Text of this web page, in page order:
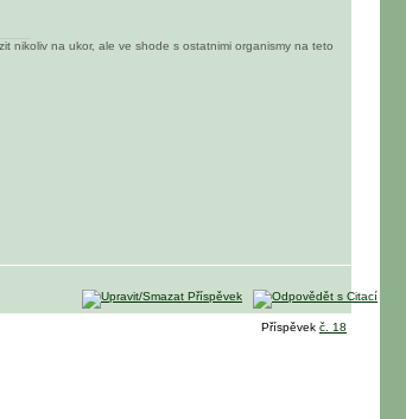
nikoliv na ukor, ale ve shode s ostatnimi organismy na teto
Příspěvek č. 18